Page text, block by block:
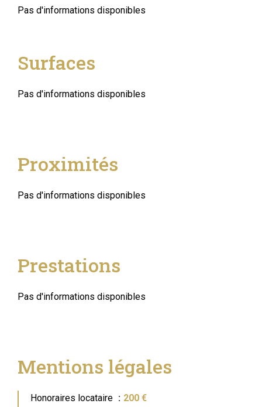
Pas d'informations disponibles
Surfaces
Pas d'informations disponibles
Proximités
Pas d'informations disponibles
Prestations
Pas d'informations disponibles
Mentions légales
Honoraires locataire 200 €